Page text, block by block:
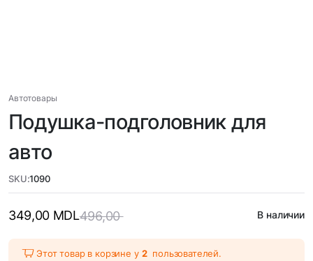
Автотовары
Подушка-подголовник для
авто
SKU:1090
496,00
349,00 MDL В наличии
Этот товар в корзине у 2 пользователей.